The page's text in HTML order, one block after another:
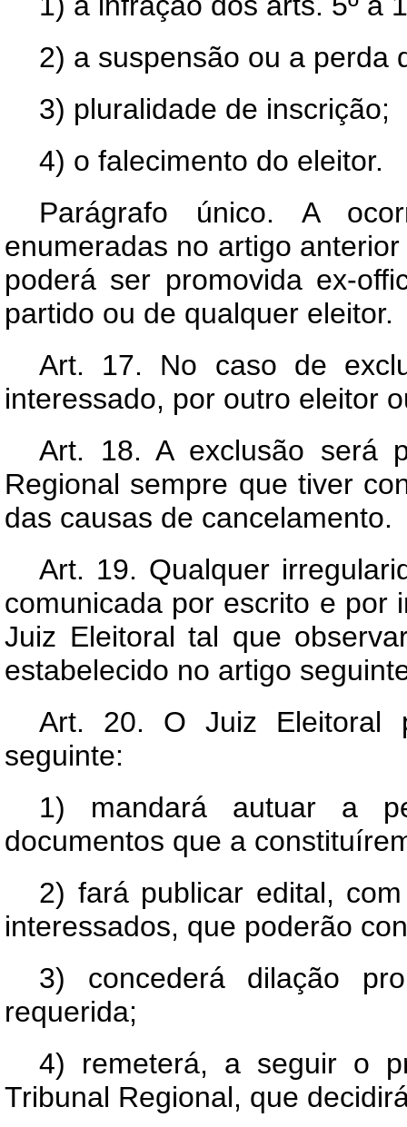
2) a suspensão ou a perda
3) pluralidade de inscrição;
4) o falecimento do eleitor.
Parágrafo único. A
enumeradas no artigo
poderá ser promovida ex-
partido ou de qualquer eleitor.
Art. 17. No caso de
interessado, por outro eleitor
Art. 18. A exclusão será
Regional sempre que tiver
das causas de cancelamento.
Art. 19. Qualquer
comunicada por escrito e por
Juiz Eleitoral tal que
estabelecido no artigo
Art. 20. O Juiz Eleitoral
seguinte:
1) mandará autuar a
documentos que a
2) fará publicar edital,
interessados, que poderão
3) concederá dilação
requerida;
4) remeterá, a seguir o
Tribunal Regional, que